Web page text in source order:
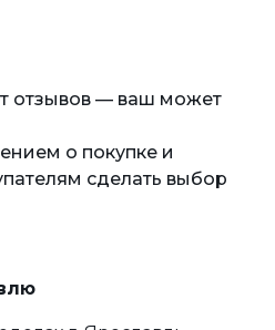
отзывов — ваш может
о покупке и
сделать выбор